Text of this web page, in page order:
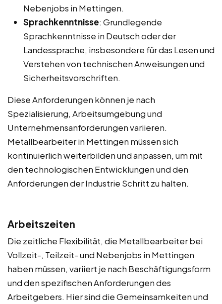
Nebenjobs in Mettingen.
Sprachkenntnisse: Grundlegende
Sprachkenntnisse in Deutsch oder der
Landessprache, insbesondere für das Lesen und
Verstehen von technischen Anweisungen und
Sicherheitsvorschriften.
Diese Anforderungen können je nach
Spezialisierung, Arbeitsumgebung und
Unternehmensanforderungen variieren.
Metallbearbeiter in Mettingen müssen sich
kontinuierlich weiterbilden und anpassen, um mit
den technologischen Entwicklungen und den
Anforderungen der Industrie Schritt zu halten.
Arbeitszeiten
Die zeitliche Flexibilität, die Metallbearbeiter bei
Vollzeit-, Teilzeit- und Nebenjobs in Mettingen
haben müssen, variiert je nach Beschäftigungsform
und den spezifischen Anforderungen des
Arbeitgebers. Hier sind die Gemeinsamkeiten und